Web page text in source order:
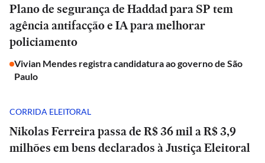
Plano de segurança de Haddad para SP tem
agência antifacção e IA para melhorar
policiamento
Vivian Mendes registra candidatura ao governo de São
Paulo
CORRIDA ELEITORAL
Nikolas Ferreira passa de R$ 36 mil a R$ 3,9
milhões em bens declarados à Justiça Eleitoral